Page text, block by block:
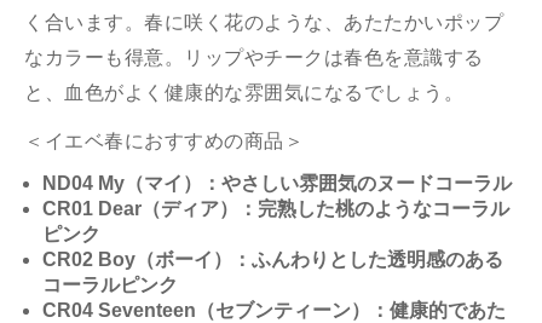
く合います。春に咲く花のような、あたたかいポップ
なカラーも得意。リップやチークは春色を意識する
と、血色がよく健康的な雰囲気になるでしょう。
＜イエベ春におすすめの商品＞
ND04 My（マイ）：やさしい雰囲気のヌードコーラル
CR01 Dear（ディア）：完熟した桃のようなコーラル
ピンク
CR02 Boy（ボーイ）：ふんわりとした透明感のある
コーラルピンク
CR04 Seventeen（セブンティーン）：健康的であた